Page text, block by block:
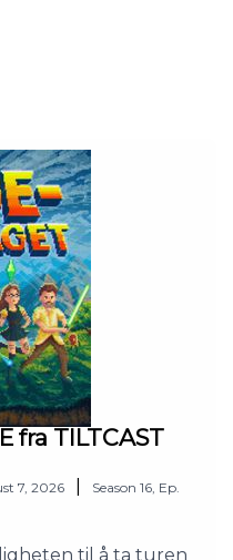
fra TILTCAST
7, 2026 Season 16 Ep.
til å ta turen